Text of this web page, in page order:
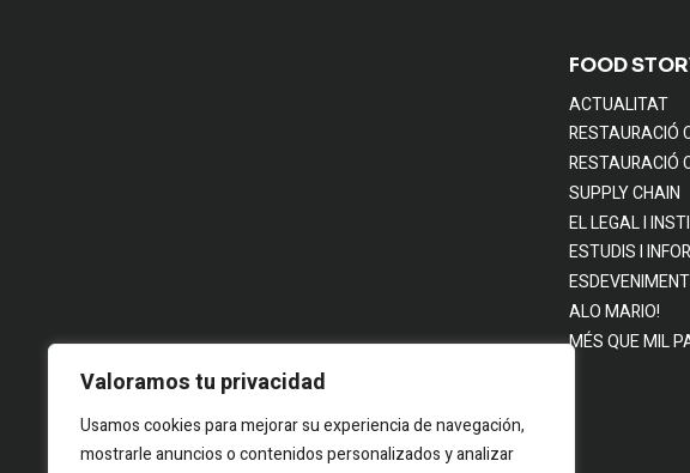
Valoramos tu privacidad
Usamos cookies para mejorar su experiencia de navegación,
mostrarle anuncios o contenidos personalizados y analizar
FOOD
ACTUALITAT
RESTAURACIÓ
RESTAURACIÓ
SUPPLY CHAIN
EL LEGAL I
ESTUDIS I
ALO MARIO!
MÉS QUE MIL
© 2026 Food Story, Tots els drets reservats.Projecte editorial